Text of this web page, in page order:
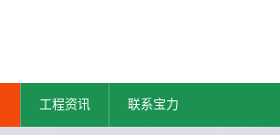
工程资讯 联系宝力